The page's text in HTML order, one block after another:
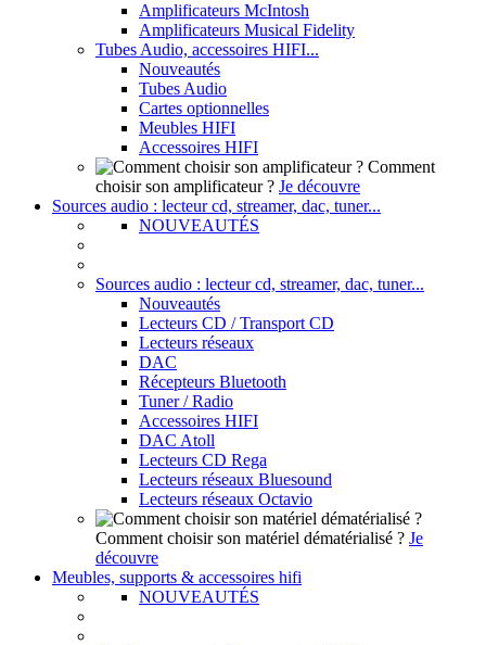
Amplificateurs McIntosh
Amplificateurs Musical Fidelity
Tubes Audio, accessoires HIFI...
Nouveautés
Tubes Audio
Cartes optionnelles
Meubles HIFI
Accessoires HIFI
Comment
choisir son amplificateur ? Je découvre
Sources audio : lecteur cd, streamer, dac, tuner...
NOUVEAUTÉS
Sources audio : lecteur cd, streamer, dac, tuner...
Nouveautés
Lecteurs CD / Transport CD
Lecteurs réseaux
DAC
Récepteurs Bluetooth
Tuner / Radio
Accessoires HIFI
DAC Atoll
Lecteurs CD Rega
Lecteurs réseaux Bluesound
Lecteurs réseaux Octavio
Comment choisir son matériel dématérialisé ? Je
découvre
Meubles, supports & accessoires hifi
NOUVEAUTÉS